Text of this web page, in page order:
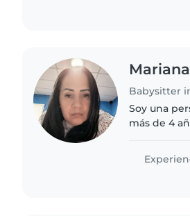
Mariana
Babysitter
Soy una
más de 4